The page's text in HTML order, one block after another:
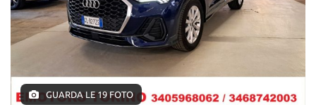
GUARDA LE 19 FOTO